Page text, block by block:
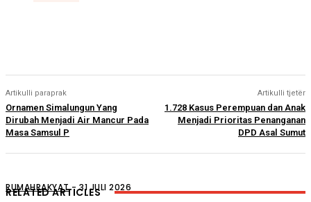
Artikulli paraprak
Ornamen Simalungun Yang
Dirubah Menjadi Air Mancur Pada
Masa Samsul P
Artikulli tjetër
1.728 Kasus Perempuan dan Anak
Menjadi Prioritas Penanganan
DPD Asal Sumut
RELATED ARTICLES
RUMAHRAKYAT - 31 JULI 2026